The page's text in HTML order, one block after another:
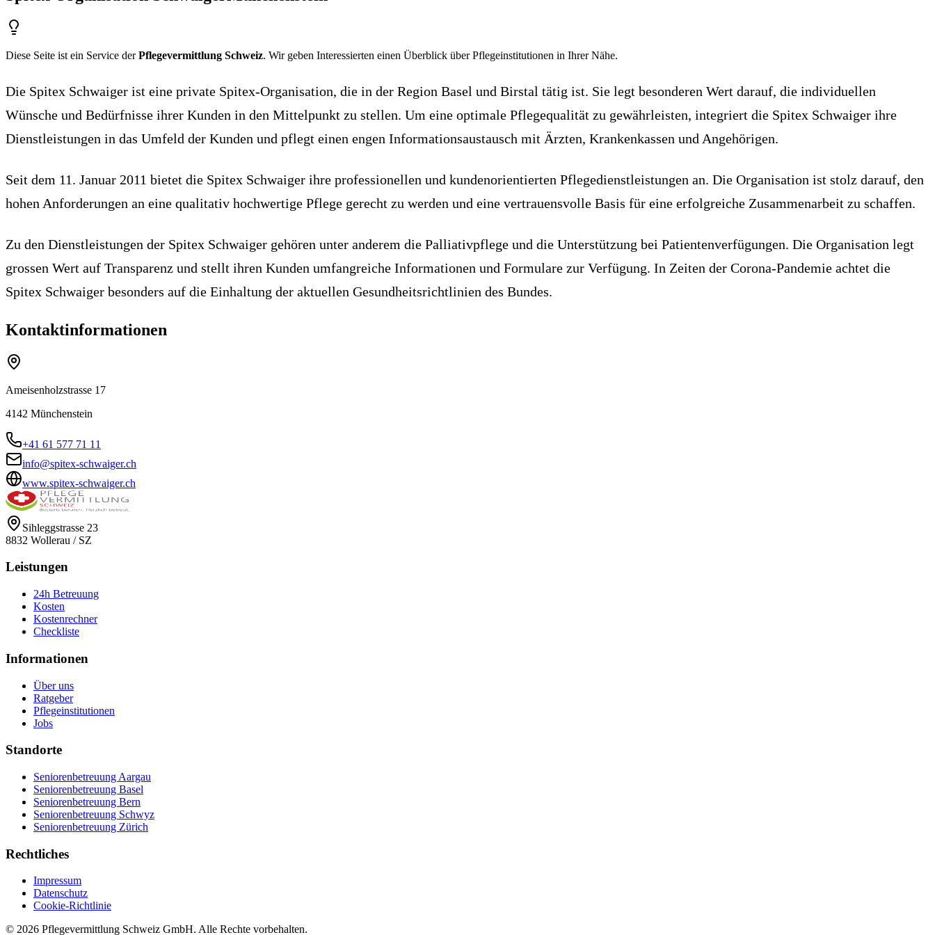
Diese Seite ist ein Service derPflegevermittlung Schweiz. Wir geben Interessierten einen Überblick über Pflegeinstitutionen in Ihrer Nähe.
Die Spitex Schwaiger ist eine private Spitex-Organisation, die in der Region Basel und Birstal tätig ist. Sie legt besonderen Wert darauf, die individuellen
Wünsche und Bedürfnisse ihrer Kunden in den Mittelpunkt zu stellen. Um eine optimale Pflegequalität zu gewährleisten, integriert die Spitex Schwaiger ihre
Dienstleistungen in das Umfeld der Kunden und pflegt einen engen Informationsaustausch mit Ärzten, Krankenkassen und Angehörigen.
Seit dem 11. Januar 2011 bietet die Spitex Schwaiger ihre professionellen und kundenorientierten Pflegedienstleistungen an. Die Organisation ist stolz darauf, den
hohen Anforderungen an eine qualitativ hochwertige Pflege gerecht zu werden und eine vertrauensvolle Basis für eine erfolgreiche Zusammenarbeit zu schaffen.
Zu den Dienstleistungen der Spitex Schwaiger gehören unter anderem die Palliativpflege und die Unterstützung bei Patientenverfügungen. Die Organisation legt
grossen Wert auf Transparenz und stellt ihren Kunden umfangreiche Informationen und Formulare zur Verfügung. In Zeiten der Corona-Pandemie achtet die
Spitex Schwaiger besonders auf die Einhaltung der aktuellen Gesundheitsrichtlinien des Bundes.
Kontaktinformationen
Ameisenholzstrasse 17
4142 Münchenstein
+41 61 577 71 11
info@spitex-schwaiger.ch
www.spitex-schwaiger.ch
Sihleggstrasse 23
8832 Wollerau / SZ
Leistungen
24h Betreuung
Kosten
Kostenrechner
Checkliste
Informationen
Über uns
Ratgeber
Pflegeinstitutionen
Jobs
Standorte
Seniorenbetreuung Aargau
Seniorenbetreuung Basel
Seniorenbetreuung Bern
Seniorenbetreuung Schwyz
Seniorenbetreuung Zürich
Rechtliches
Impressum
Datenschutz
Cookie-Richtlinie
© 2026 Pflegevermittlung Schweiz GmbH. Alle Rechte vorbehalten.